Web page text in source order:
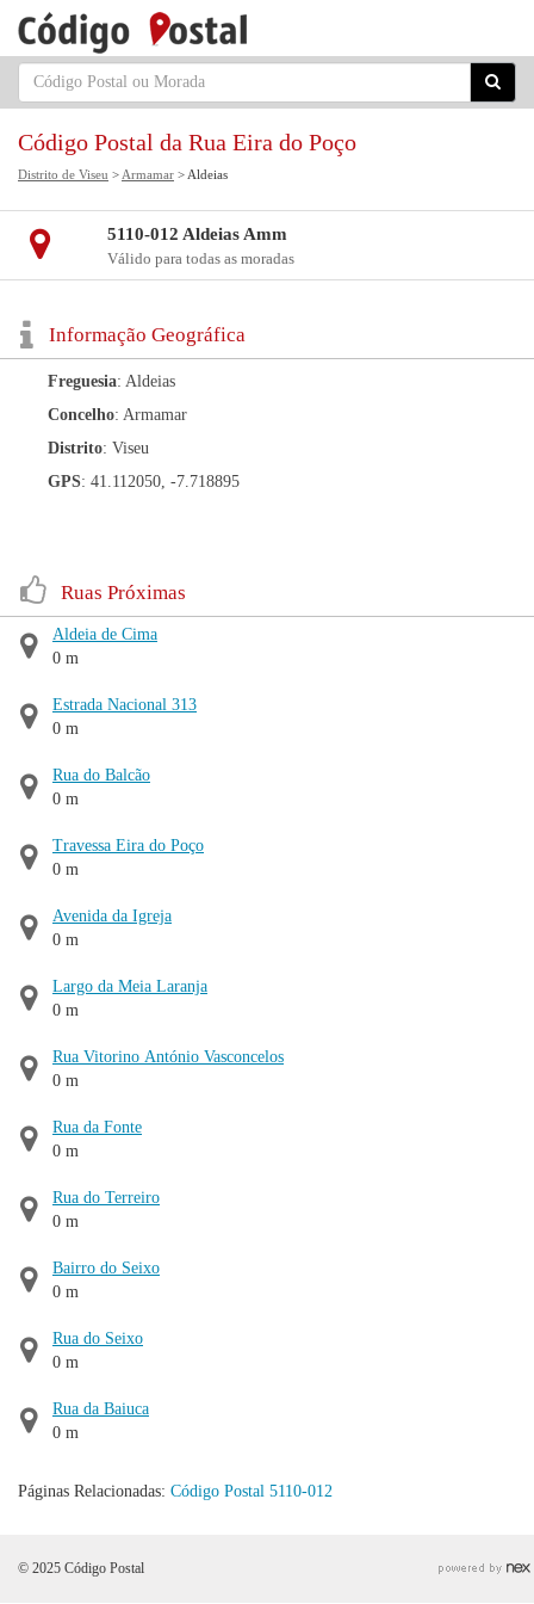
Código Postal da Rua Eira do Poço
Distrito de Viseu > Armamar > Aldeias
5110-012 Aldeias Amm
Válido para todas as moradas
Informação Geográfica
Freguesia: Aldeias
Concelho: Armamar
Distrito: Viseu
GPS: 41.112050, -7.718895
Ruas Próximas
Aldeia de Cima
0 m
Estrada Nacional 313
0 m
Rua do Balcão
0 m
Travessa Eira do Poço
0 m
Avenida da Igreja
0 m
Largo da Meia Laranja
0 m
Rua Vitorino António Vasconcelos
0 m
Rua da Fonte
0 m
Rua do Terreiro
0 m
Bairro do Seixo
0 m
Rua do Seixo
0 m
Rua da Baiuca
0 m
Páginas Relacionadas: Código Postal 5110-012
© 2025 Código Postal